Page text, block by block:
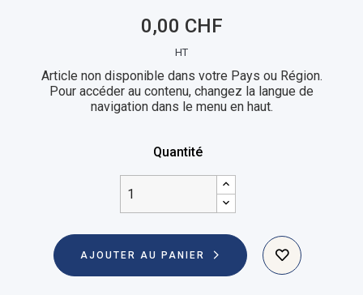
0,00 CHF
HT
Article non disponible dans votre Pays ou Région.
Pour accéder au contenu, changez la langue de
navigation dans le menu en haut.
Quantité
AJOUTER AU PANIER